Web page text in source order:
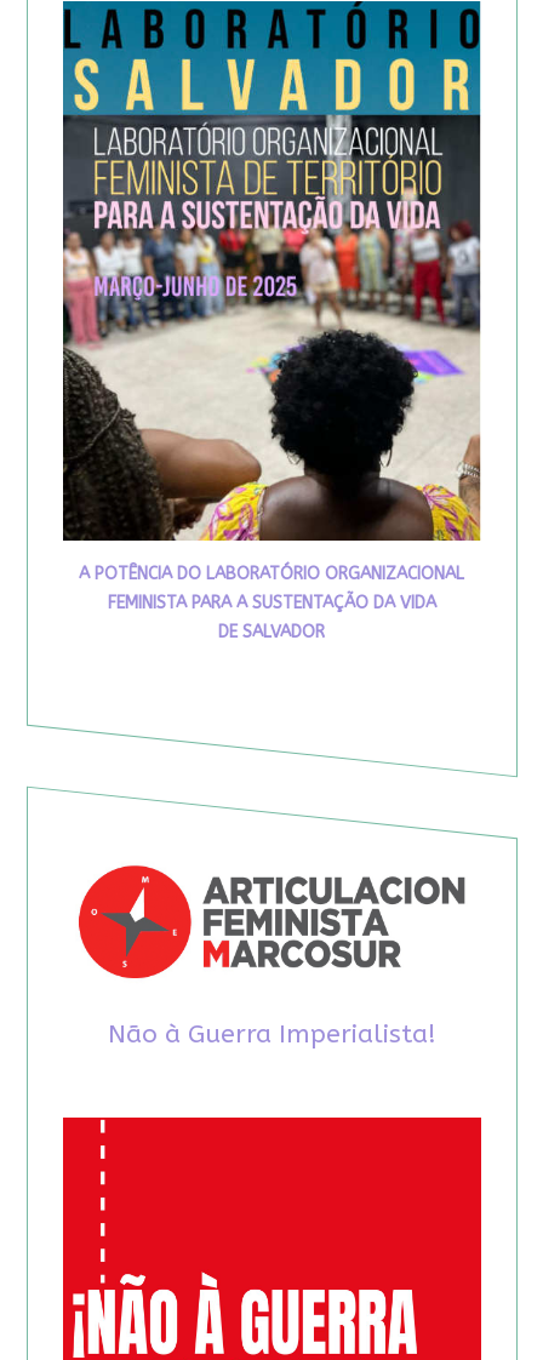
A POTÊNCIA DO LABORATÓRIO ORGANIZACIONAL
FEMINISTA PARA A SUSTENTAÇÃO DA VIDA
DE SALVADOR
Não à Guerra Imperialista!